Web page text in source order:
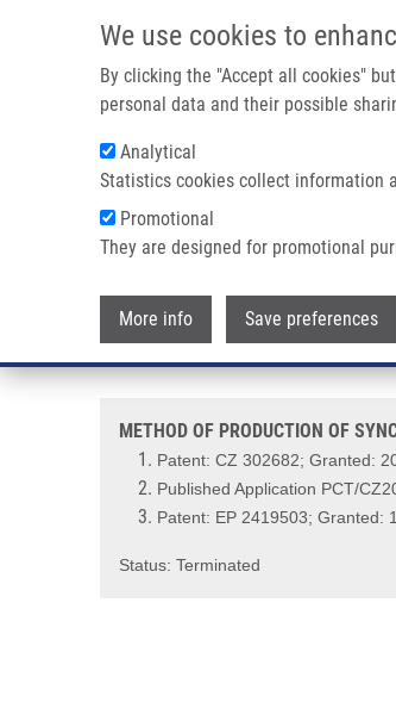
We use cookies to
By clicking the "Accept all cookies"
personal data and their possible
Analytical
Statistics cookies collect information
Promotional
They are designed for promotional
More info Save preferences
Drobečková navigace
Domů METHOD OF PRODUCTION OF
METHOD OF
CARRYING OUT
METHOD OF PRODUCTION OF
Patent: CZ 302682; Granted:
Published Application PCT/
Patent: EP 2419503; Granted:
Status: Terminated